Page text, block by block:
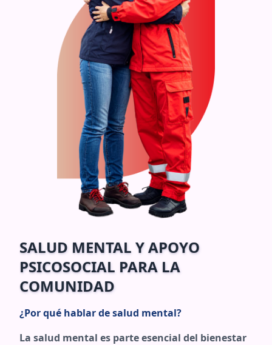
SALUD MENTAL Y APOYO
PSICOSOCIAL PARA LA
COMUNIDAD
¿Por qué hablar de salud mental?
La salud mental es parte esencial del bienestar